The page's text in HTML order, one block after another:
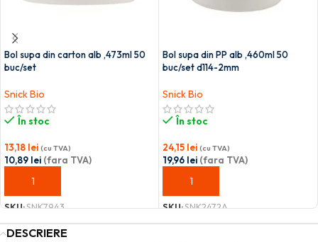
Bol supa din carton alb ,473ml 50
buc/set
Snick Bio
În stoc
13,18 lei (cu TVA)
10,89 lei (fara TVA)
ADAUGĂ ÎN COȘ
SKU:SNK7943
Bol supa din PP alb ,460ml 50
buc/set d114-2mm
Snick Bio
În stoc
24,15 lei (cu TVA)
19,96 lei (fara TVA)
ADAUGĂ ÎN COȘ
SKU:SNK2472A
DESCRIERE